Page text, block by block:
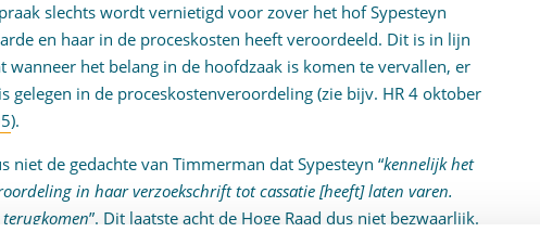
slechts wordt vernietigd voor zover het hof Sypesteyn
en haar in de proceskosten heeft veroordeeld. Dit is in lijn
wanneer het belang in de hoofdzaak is komen te vervallen, er
gelegen in de proceskostenveroordeling (zie bijv. HR 4 oktober
).
niet de gedachte van Timmerman dat Sypesteyn “kennelijk het
in haar verzoekschrift tot cassatie [heeft] laten varen.
”. Dit laatste acht de Hoge Raad dus niet bezwaarlijk.